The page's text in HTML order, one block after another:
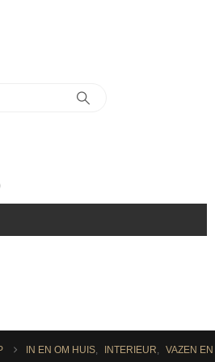
IN EN OM HUIS, INTERIEUR, VAZEN EN